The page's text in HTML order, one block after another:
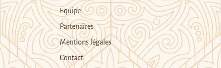
Equipe
Partenaires
Mentions légales
Contact